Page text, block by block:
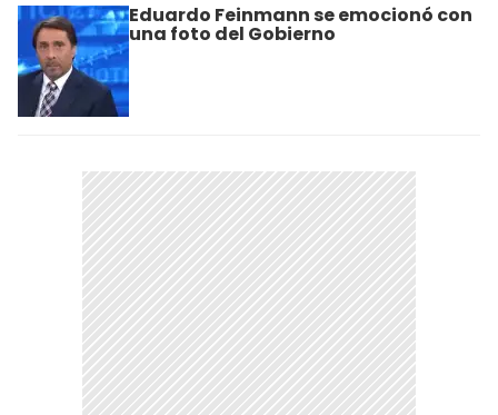
Eduardo Feinmann se emocionó con
una foto del Gobierno